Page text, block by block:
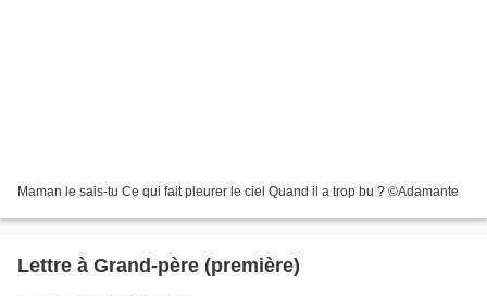
Maman le sais-tu Ce qui fait pleurer le ciel Quand il a trop bu ? ©Adamante
Lettre à Grand-père (première)